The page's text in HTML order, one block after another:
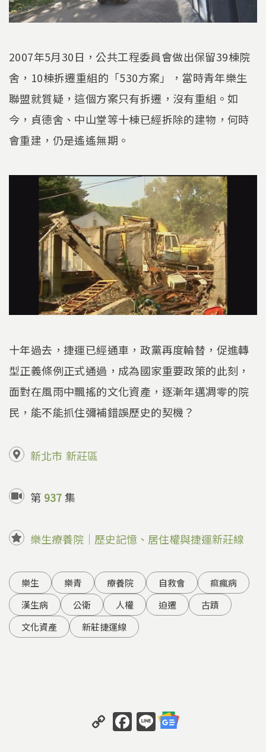
2007年5月30日，公共工程委員會做出保留39棟院
舍，10棟拆遷重組的「530方案」，當時青年樂生
聯盟就質疑，這個方案只有拆遷，沒有重組。如
今，貞德舍、中山堂等十棟已經拆除的建物，何時
會重建，仍是遙遙無期。
十年過去，捷運已經通車，政黨再度輪替，促進轉
型正義條例正式通過，成為國家重要政策的此刻，
面對在風雨中飄搖的文化資產，逐漸年邁凋零的院
民，能不能抓住彌補錯誤歷史的契機？
新北市 新莊區
第 937集
樂生療養院｜歷史記憶、居住權與捷運新莊線
樂生 樂青 療養院 自救會
痲瘋病
漢生病
公衛 人權 迫遷
古蹟
文化資產
新莊捷運線
C
o
F
a
Li
n